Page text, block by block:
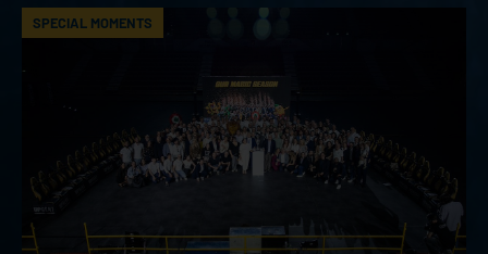
SPECIAL MOMENTS